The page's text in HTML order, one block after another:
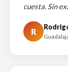
cuesta. Sin
R